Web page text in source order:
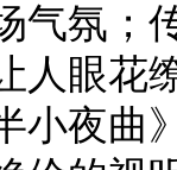
气氛；
人眼花
小夜曲